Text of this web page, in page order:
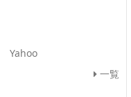
Yahoo
一覧